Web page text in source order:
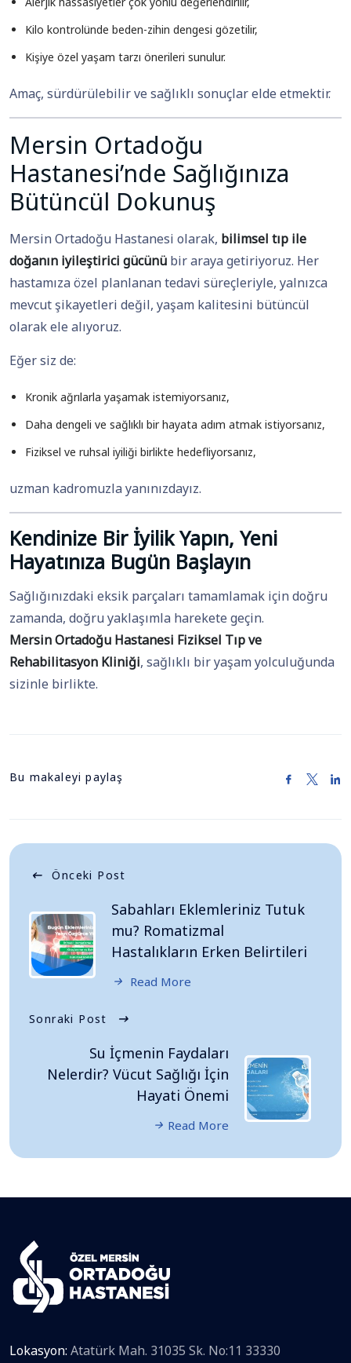
Kilo kontrolünde beden-zihin dengesi gözetilir,
Kişiye özel yaşam tarzı önerileri sunulur.
Amaç, sürdürülebilir ve sağlıklı sonuçlar elde etmektir.
Mersin Ortadoğu
Hastanesi’nde Sağlığınıza
Bütüncül Dokunuş
Mersin Ortadoğu Hastanesi olarak, bilimsel tıp ile
doğanın iyileştirici gücünü bir araya getiriyoruz. Her
hastamıza özel planlanan tedavi süreçleriyle, yalnızca
mevcut şikayetleri değil, yaşam kalitesini bütüncül
olarak ele alıyoruz.
Eğer siz de:
Kronik ağrılarla yaşamak istemiyorsanız,
Daha dengeli ve sağlıklı bir hayata adım atmak istiyorsanız,
Fiziksel ve ruhsal iyiliği birlikte hedefliyorsanız,
uzman kadromuzla yanınızdayız.
Kendinize Bir İyilik Yapın, Yeni
Hayatınıza Bugün Başlayın
Sağlığınızdaki eksik parçaları tamamlamak için doğru
zamanda, doğru yaklaşımla harekete geçin.
Mersin Ortadoğu Hastanesi Fiziksel Tıp ve
Rehabilitasyon Kliniği, sağlıklı bir yaşam yolculuğunda
sizinle birlikte.
Bu makaleyi paylaş
Önceki Post
Sabahları Eklemleriniz Tutuk
mu? Romatizmal
Hastalıkların Erken Belirtileri
Read More
Sonraki Post
Su İçmenin Faydaları
Nelerdir? Vücut Sağlığı İçin
Hayati Önemi
Read More
Lokasyon: Atatürk Mah. 31035 Sk. No:11 33330